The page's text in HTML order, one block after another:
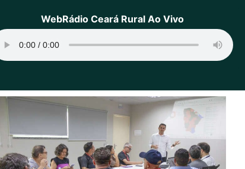
WebRádio Ceará Rural Ao Vivo